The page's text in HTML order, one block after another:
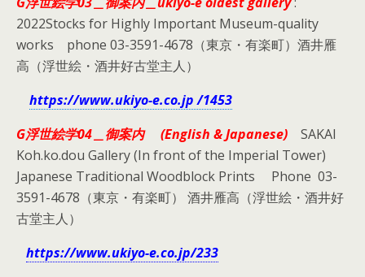
2022Stocks for Highly Important Museum-quality
works phone 03-3591-4678（東京・有楽町）酒井雁
高（浮世絵・酒井好古堂主人）
https://www.ukiyo-e.co.jp /1453
G浮世絵学04＿ 御案内 (English & Japanese)
SAKAI
Koh.ko.dou Gallery (In front of the Imperial Tower)
Japanese Traditional Woodblock Prints Phone 03-
3591-4678（東京・有楽町） 酒井雁高（浮世絵・酒井好
古堂主人）
https://www.ukiyo-e.co.jp/233